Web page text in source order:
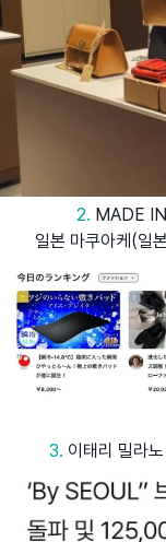
2. MADE
일본 마쿠아케(일
3. 이태리 밀라